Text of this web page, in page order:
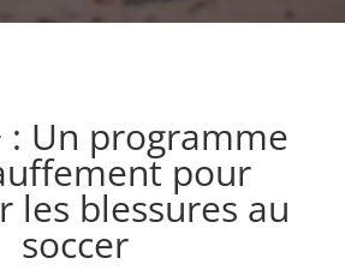
: Un programme
pour
les blessures au
soccer